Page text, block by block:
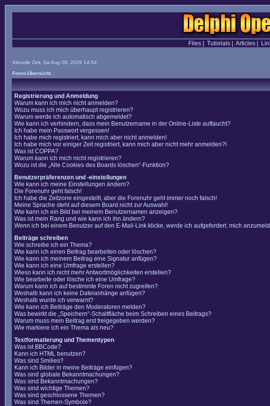
Files| Tutorials| Articles|
Aktuelle Zeit: Sa Aug 08, 2026 14:54
Foren-Übersicht
Registrierung und Anmeldung
Warum kann ich mich nicht anmelden?
Wozu muss ich mich überhaupt registrieren?
Warum werde ich automatisch abgemeldet?
Wie kann ich verhindern, dass mein Benutzername in der Online-Liste auftaucht?
Ich habe mein Passwort vergessen!
Ich habe mich registriert, kann mich aber nicht anmelden!
Ich habe mich vor einiger Zeit registriert, kann mich aber nicht mehr anmelden?!
Was ist COPPA?
Warum kann ich mich nicht registrieren?
Wozu ist die „Alle Cookies des Boards löschen“-Funktion?
Benutzerpräferenzen und -einstellungen
Wie kann ich meine Einstellungen ändern?
Die Forenuhr geht falsch!
Ich habe die Zeitzone eingestellt, aber die Forenuhr geht immer noch falsch!
Meine Sprache steht auf diesem Board nicht zur Auswahl!
Wie kann ich ein Bild bei meinem Benutzernamen anzeigen?
Was ist mein Rang und wie kann ich ihn ändern?
Wenn ich bei einem Benutzer auf den E-Mail-Link klicke, werde ich aufgefordert, mich
Beiträge schreiben
Wie schreibe ich ein Thema?
Wie kann ich einen Beitrag bearbeiten oder löschen?
Wie kann ich meinem Beitrag eine Signatur anfügen?
Wie kann ich eine Umfrage erstellen?
Wieso kann ich nicht mehr Antwortmöglichkeiten erstellen?
Wie bearbeite oder lösche ich eine Umfrage?
Warum kann ich auf bestimmte Foren nicht zugreifen?
Weshalb kann ich keine Dateianhänge anfügen?
Weshalb wurde ich verwarnt?
Wie kann ich Beiträge den Moderatoren melden?
Was bewirkt die „Speichern“-Schaltfläche beim Schreiben eines Beitrags?
Warum muss mein Beitrag erst freigegeben werden?
Wie markiere ich ein Thema als neu?
Textformatierung und Thementypen
Was ist BBCode?
Kann ich HTML benutzen?
Was sind Smilies?
Kann ich Bilder in meine Beiträge einfügen?
Was sind globale Bekanntmachungen?
Was sind Bekanntmachungen?
Was sind wichtige Themen?
Was sind geschlossene Themen?
Was sind Themen-Symbole?